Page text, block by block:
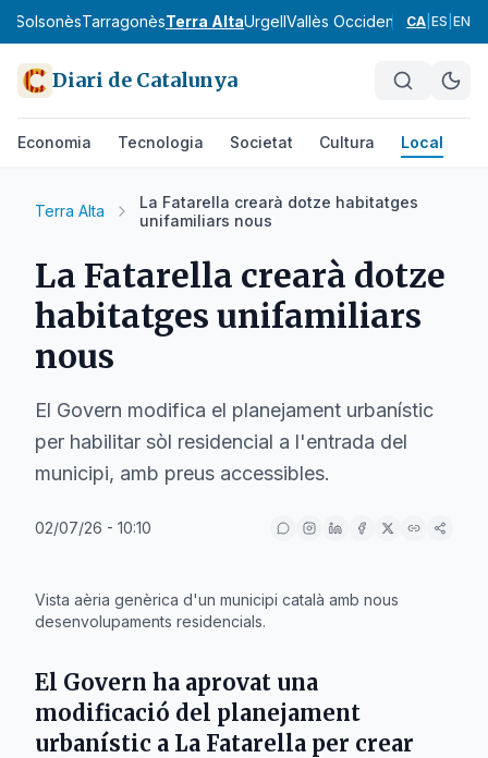
SolsonèsTarragonèsTerra AltaUrgellVallès OccidentalVallès
CA ES EN
Diari de Catalunya
Economia Tecnologia Societat Cultura Local
Terra Alta
La Fatarella crearà dotze habitatges
unifamiliars nous
La Fatarella crearà dotze
habitatges unifamiliars
nous
El Govern modifica el planejament urbanístic
per habilitar sòl residencial a l'entrada del
municipi, amb preus accessibles.
02/07/26 - 10:10
Vista aèria genèrica d'un municipi català amb nous
desenvolupaments residencials.
El Govern ha aprovat una
modificació del planejament
urbanístic a La Fatarella per crear